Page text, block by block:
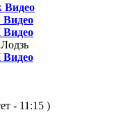
Видео
Видео
Видео
Видео
- 11:15 )